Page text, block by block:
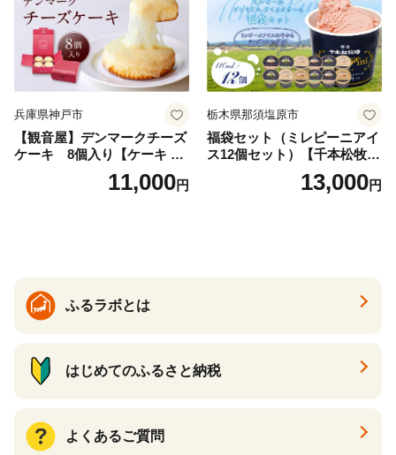
兵庫県神戸市
【観音屋】デンマークチーズ
ケーキ 8個入り【ケーキ チ
ーズケーキ 人気スイーツ お
すすめスイーツ 神戸スイー
11,000円
栃木県那須塩原市
福袋セット（ミレピーニアイ
ス12個セット）【千本松牧
場】 ns025-014-12 【デザー
ト 詰め合わせ ギフト】
13,000円
ふるラボとは
はじめてのふるさと納税
よくあるご質問